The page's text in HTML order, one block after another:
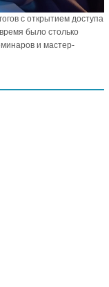
с открытием доступа
было столько
и мастер-